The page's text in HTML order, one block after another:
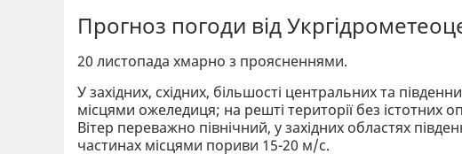
Прогноз погоди від
20 листопада хмарно з проясненнями.
У західних, східних, більшості центральних та
місцями ожеледиця; на решті території без істотних
Вітер переважно північний, у західних областях
частинах місцями пориви 15-20 м/с.